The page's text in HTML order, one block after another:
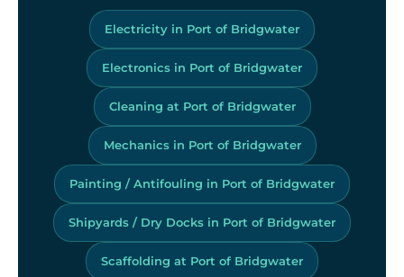
Electricity in Port of Bridgwater
Electronics in Port of Bridgwater
Cleaning at Port of Bridgwater
Mechanics in Port of Bridgwater
Painting / Antifouling in Port of Bridgwater
Shipyards / Dry Docks in Port of Bridgwater
Scaffolding at Port of Bridgwater